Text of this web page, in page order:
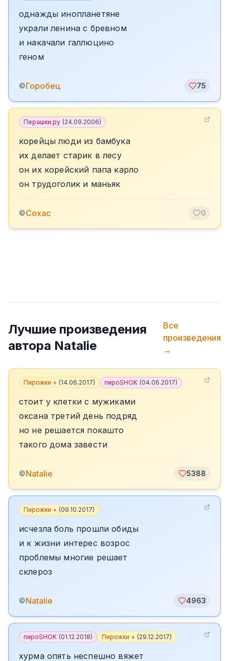
однажды инопланетяне
украли ленина с бревном
и накачали галлюцино
геном
©Горобец 75
Перашки.ру (24.09.2006)
корейцы люди из бамбука
их делает старик в лесу
он их корейский папа карло
он трудоголик и маньяк
©Сохас 0
Лучшие произведения
автора Natalie
Все
произведения
→
Пирожки + (14.06.2017) пироSHOK (04.06.2017)
стоит у клетки с мужиками
оксана третий день подряд
но не решается покашто
такого дома завести
©Natalie 5388
Пирожки + (09.10.2017)
исчезла боль прошли обиды
и к жизни интерес возрос
проблемы многие решает
склероз
©Natalie 4963
пироSHOK (01.12.2018) Пирожки + (29.12.2017)
хурма опять неспешно вяжет